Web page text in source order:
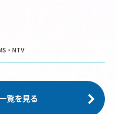
・NTV